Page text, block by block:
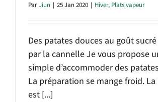
ParJiun | 25 Jan 2020 | Hiver, Plats vapeur
Des patates douces au goût
par la cannelle Je vous propose
simple d’accommoder des
La préparation se mange froid.
est [...]